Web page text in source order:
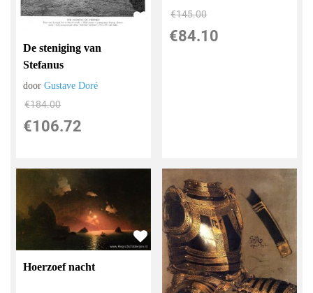
De steniging van
Stefanus
doorGustave Doré
€184.00
€106.72
€145.00
€84.10
Hoerzoef nacht